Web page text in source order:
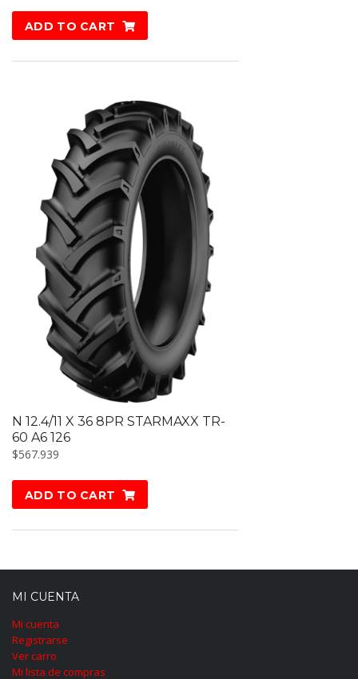
ADD TO CART
N 12.4/11 X 36 8PR STARMAXX TR-
60 A6 126
$567.939
ADD TO CART
MI CUENTA
Mi cuenta
Registrarse
Ver carro
Mi lista de compras